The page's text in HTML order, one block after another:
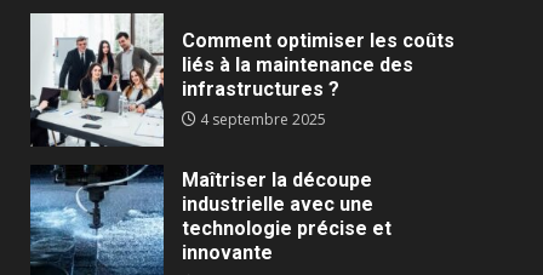
Comment optimiser les coûts
liés à la maintenance des
infrastructures ?
4 septembre 2025
Maîtriser la découpe
industrielle avec une
technologie précise et
innovante